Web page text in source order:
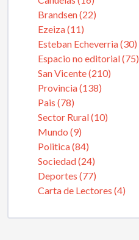
Brandsen (22)
Ezeiza (11)
Esteban Echeverria (30)
Espacio no editorial (75)
San Vicente (210)
Provincia (138)
Pais (78)
Sector Rural (10)
Mundo (9)
Politica (84)
Sociedad (24)
Deportes (77)
Carta de Lectores (4)